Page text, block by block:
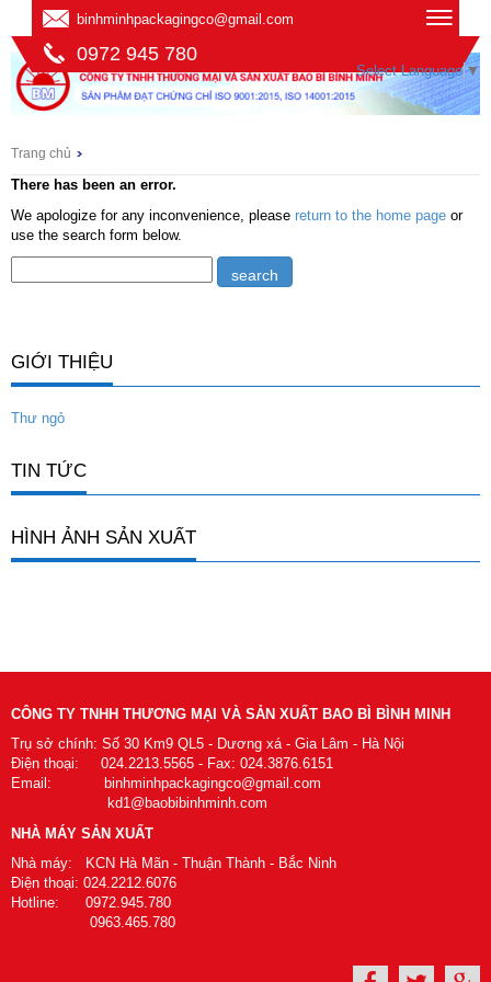
binhminhpackagingco@gmail.com
0972 945 780
Select Language ▼
Trang chủ
There has been an error.
We apologize for any inconvenience, please return to the home page or
use the search form below.
GIỚI THIỆU
Thư ngỏ
TIN TỨC
HÌNH ẢNH SẢN XUẤT
CÔNG TY TNHH THƯƠNG MẠI VÀ SẢN XUẤT BAO BÌ BÌNH MINH
Trụ sở chính: Số 30 Km9 QL5 - Dương xá - Gia Lâm - Hà Nội
Điện thoại: 024.2213.5565 - Fax: 024.3876.6151
Email: binhminhpackagingco@gmail.com
kd1@baobibinhminh.com
NHÀ MÁY SẢN XUẤT
Nhà máy: KCN Hà Mãn - Thuận Thành - Bắc Ninh
Điện thoại: 024.2212.6076
Hotline: 0972.945.780
0963.465.780